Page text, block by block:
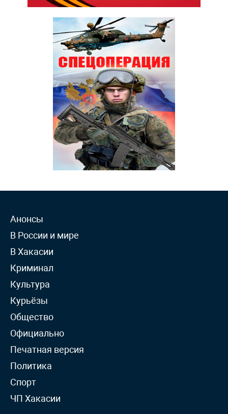
Анонсы
В России и мире
В Хакасии
Криминал
Культура
Курьёзы
Общество
Официально
Печатная версия
Политика
Спорт
ЧП Хакасии